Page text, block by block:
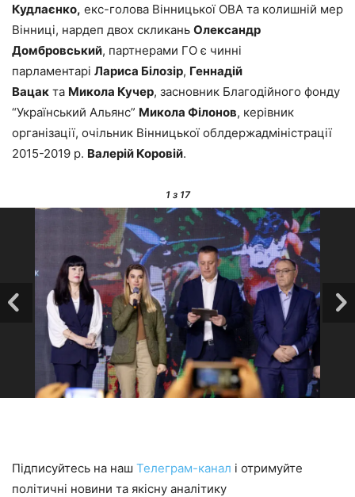
Кудлаєнко, екс-голова Вінницької ОВА та колишній мер
Вінниці, нардеп двох скликань Олександр
Домбровський, партнерами ГО є чинні
парламентарі Лариса Білозір, Геннадій
Вацак та Микола Кучер, засновник Благодійного фонду
“Український Альянс” Микола Філонов, керівник
організації, очільник Вінницької облдержадміністрації
2015-2019 р. Валерій Коровій.
1з 17
Підписуйтесь на наш Телеграм-канал і отримуйте
політичні новини та якісну аналітику